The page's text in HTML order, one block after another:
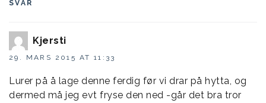
SVAR
Kjersti
29. MARS 2015 AT 11:33
Lurer på å lage denne ferdig før vi drar på hytta, og
dermed må jeg evt fryse den ned -går det bra tror